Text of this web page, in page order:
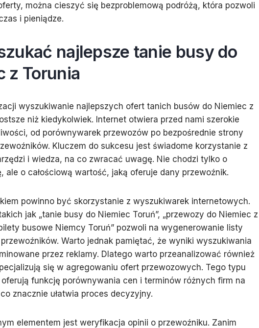
można cieszyć się bezproblemową podróżą, która pozwoli
i pieniądze.
najlepsze tanie busy do
z Torunia
wyszukiwanie najlepszych ofert tanich busów do Niemiec z
niż kiedykolwiek. Internet otwiera przed nami szerokie
od porównywarek przewozów po bezpośrednie strony
Kluczem do sukcesu jest świadome korzystanie z
i wiedza, na co zwracać uwagę. Nie chodzi tylko o
ale o całościową wartość, jaką oferuje dany przewoźnik.
powinno być skorzystanie z wyszukiwarek internetowych.
jak „tanie busy do Niemiec Toruń”, „przewozy do Niemiec z
busowe Niemcy Toruń” pozwoli na wygenerowanie listy
Warto jednak pamiętać, że wyniki wyszukiwania
przez reklamy. Dlatego warto przeanalizować również
się w agregowaniu ofert przewozowych. Tego typu
funkcję porównywania cen i terminów różnych firm na
znacznie ułatwia proces decyzyjny.
elementem jest weryfikacja opinii o przewoźniku. Zanim